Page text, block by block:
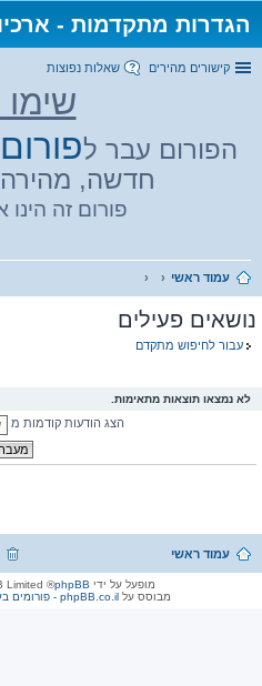
הגדרות מתקדמות -
קישורים מהירים שאלות נפוצות
הפורום עבר ל
חדשה, מהירה
פורום זה הינו
עמוד ראשי
נושאים פעילים
עבור לחיפוש מתקדם
לא נמצאו תוצאות מתאימות.
הצג הודעות קודמות מ
עמוד ראשי
מופעל על ידי phpBB
® Forum Software © phpBB Limited
מבוסס על phpBB.co.il - פורומים בעברית